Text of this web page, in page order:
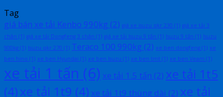
Tag
giá bán xe tải Kenbo 990kg (2) giá xe isuzu qkr 230 (1) giá xe tải 3
chân (1) giá xe tải Dongfeng 3 chân (1) giá xe tải Isuzu 9 tấn (1) Isuzu 9 tấn (1) Isuzu
900kg (1) Isuzu qkr 270 (1) Teraco 100 990kg (2) xe ben dongfeng (1) xe
ben hino (1) xe ben Hyundai (1) xe ben Isuzu (1) xe ben tmt (1) xe ben Veam (1)
xe tải 1 tấn (6) xe tải 1.5 tấn (2) xe tải 1t5
(4)xe tải 1t9 (4) xe tải 1t9 thùng dài (2) xe tải